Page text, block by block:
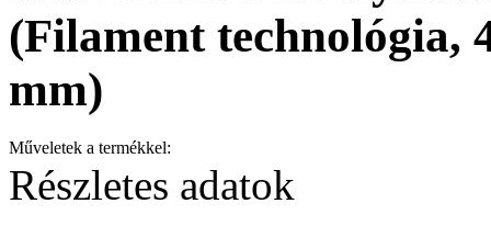
(Filament technológia,
mm)
Műveletek a termékkel:
Részletes adatok